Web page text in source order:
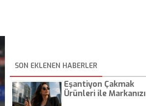
SON EKLENEN HABERLER
Eşantiyon Çakmak
Ürünleri ile Markanızı